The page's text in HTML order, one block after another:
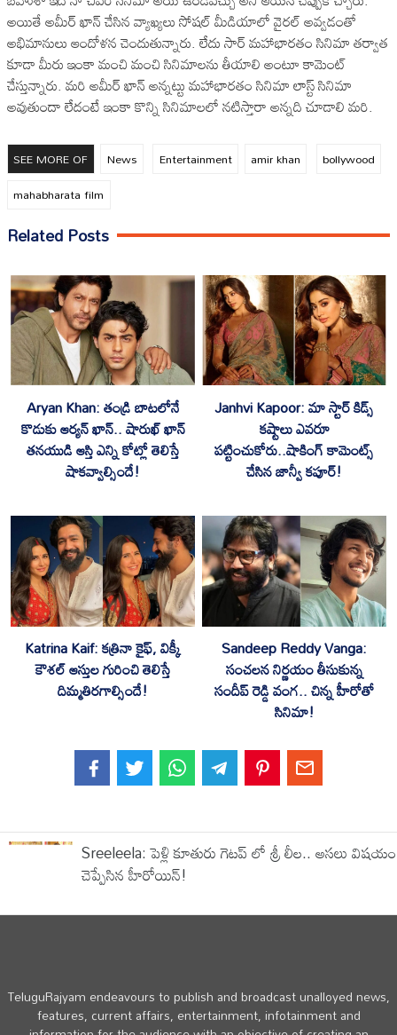
అయితే అమీర్ ఖాన్ చేసిన వ్యాఖ్యలు సోషల్ మీడియాలో వైరల్ అవ్వడంతో
అభిమానులు ఆందోళన చెందుతున్నారు. లేదు సార్ మహాభారతం సినిమా తర్వాత
కూడా మీరు ఇంకా మంచి మంచి సినిమాలను తీయాలి అంటూ కామెంట్
చేస్తున్నారు. మరి అమీర్ ఖాన్ అన్నట్టు మహాభారతం సినిమా లాస్ట్ సినిమా
అవుతుందా లేదంటే ఇంకా కొన్ని సినిమాలలో నటిస్తారా అన్నది చూడాలి మరి.
SEE MORE OF News Entertainment amir khan
bollywood
mahabharata film
Related Posts
‎Aryan Khan: తండ్రి బాటలోనే
కొడుకు ఆర్యన్ ఖాన్.. షారుఖ్ ఖాన్
తనయుడి ఆస్తి ఎన్ని కోట్లో తెలిస్తే
షాకవ్వాల్సిందే!
‎Janhvi Kapoor: మా స్టార్ కిడ్స్
కష్టాలు ఎవరూ
పట్టించుకోరు..షాకింగ్ కామెంట్స్
చేసిన జాన్వీ కపూర్!
‎Katrina Kaif: కత్రినా కైఫ్, విక్కీ
కౌశల్ ఆస్తుల గురించి తెలిస్తే
దిమ్మతిరగాల్సిందే!
‎Sandeep Reddy Vanga:
సంచలన నిర్ణయం తీసుకున్న
సందీప్ రెడ్డి వంగ.. చిన్న హీరోతో
సినిమా!
Sreeleela: పెళ్లి కూతురు గెటప్ లో శ్రీ లీల.. అసలు విషయం
చెప్పేసిన హీరోయిన్!
TeluguRajyam endeavours to publish and broadcast unalloyed news,
features, current affairs, entertainment, infotainment and